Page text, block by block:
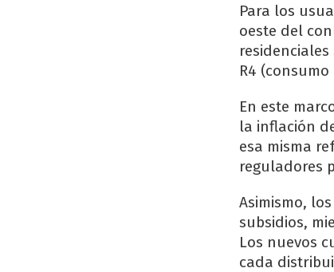
Para los
oeste del
residenciales
R4 (consumo
En este
la inflación
esa misma
reguladores
Asimismo,
subsidios,
Los nuevos
cada